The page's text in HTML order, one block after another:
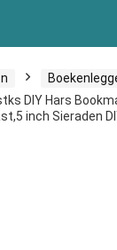
DIY Hars
inch Sieraden